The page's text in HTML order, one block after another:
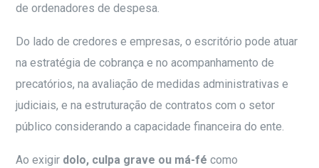
de ordenadores de despesa.
Do lado de credores e empresas, o escritório pode atuar
na estratégia de cobrança e no acompanhamento de
precatórios, na avaliação de medidas administrativas e
judiciais, e na estruturação de contratos com o setor
público considerando a capacidade financeira do ente.
Ao exigir dolo, culpa grave ou má-fé como